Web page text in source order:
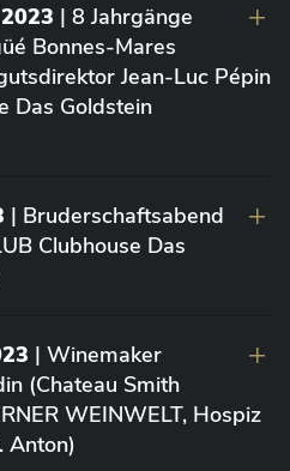
| 8 Jahrgänge
Bonnes-Mares
Jean-Luc Pépin
Das Goldstein
| Bruderschaftsabend
Clubhouse Das
| Winemaker
(Chateau Smith
WEINWELT, Hospiz
Anton)